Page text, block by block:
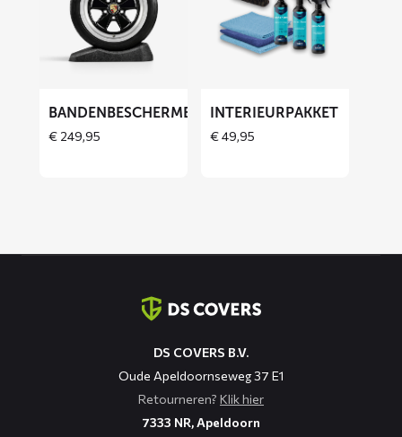
Bandenbeschermers
BANDENBESCHERMERS
€ 249,95
Interieurpakket
INTERIEURPAKKET
€49,95
DS COVERS B.V.
Oude Apeldoornseweg 37 E1
Retourneren? Klik hier
7333 NR, Apeldoorn